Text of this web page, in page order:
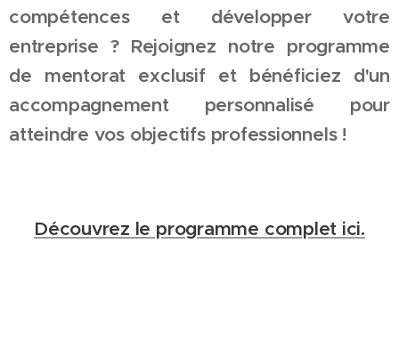
compétences et développer votre
entreprise ? Rejoignez notre programme
de mentorat exclusif et bénéficiez d'un
accompagnement personnalisé pour
atteindre vos objectifs professionnels !
Découvrez le programme complet ici.